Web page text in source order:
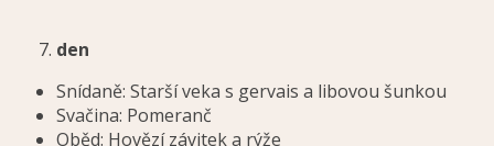
den
Snídaně: Starší veka s gervais a libovou šunkou
Svačina: Pomeranč
Oběd: Hovězí závitek a rýže